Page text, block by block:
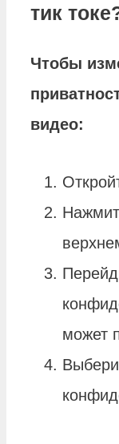
тик
Чтобы
видео:
может